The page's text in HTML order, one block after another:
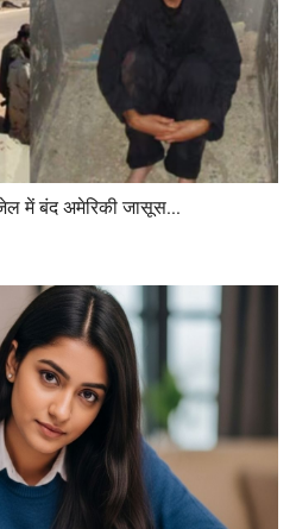
में बंद अमेरिकी जासूस...